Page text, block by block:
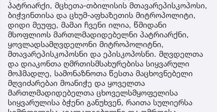
პატრიარქი, მცხეთა-თბილისის მთავარეპისკოპოსი,
ბიჭვინთისა და ცხუმ-აფხაზეთის მიტროპოლიტი,
დიდი მეუფე, მამაი ჩვენი ილია, წმიდანი
მსოფლიოს მართლმადიდებელნი პატრიარქნი,
ყოვლადსამღვდელონი მიტროპოლიტნი,
მთავარეპისკოპოსნი და ეპისკოპოსნი. მღვდელთა
და დიაკონთა ღმრთისმსახურებისა სიყვარული
მოჰმადლე, სამონაზნოთა წესთა მაცხოვნებელი
მღვიძარებაი მოანიჭე და ყოველთა
მართლმადიდებელთა ცხოველსმყოფელისა
სიყვარულისა ბჭენი განუხვენ, რაითა სულიერსა